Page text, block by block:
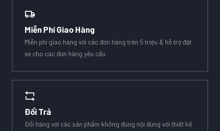
Miễn Phí Giao Hàng
Miễn phí giao hàng với các đơn hàng trên 5 triệu & hỗ trợ đặt
xe cho các đơn hàng yêu cầu
Đổi Trả
Đổi hàng với các sản phẩm không đúng nội đúng với thiết kế